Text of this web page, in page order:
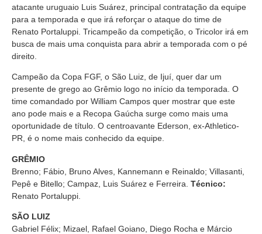
atacante uruguaio Luis Suárez, principal contratação da equipe
para a temporada e que irá reforçar o ataque do time de
Renato Portaluppi. Tricampeão da competição, o Tricolor irá em
busca de mais uma conquista para abrir a temporada com o pé
direito.
Campeão da Copa FGF, o São Luiz, de Ijuí, quer dar um
presente de grego ao Grêmio logo no início da temporada. O
time comandado por William Campos quer mostrar que este
ano pode mais e a Recopa Gaúcha surge como mais uma
oportunidade de título. O centroavante Ederson, ex-Athletico-
PR, é o nome mais conhecido da equipe.
GRÊMIO
Brenno; Fábio, Bruno Alves, Kannemann e Reinaldo; Villasanti,
Pepê e Bitello; Campaz, Luis Suárez e Ferreira. Técnico:
Renato Portaluppi.
SÃO LUIZ
Gabriel Félix; Mizael, Rafael Goiano, Diego Rocha e Márcio